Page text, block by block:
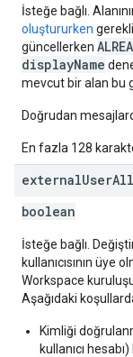
İsteğe bağlı.
oluştururken
güncellerken
displayName
mevcut bir alan bu
Doğrudan
En fazla 128
externalUser
boolean
İsteğe bağlı.
kullanıcısının üye
Workspace
Aşağıdaki
Kimliği
kullanıcı